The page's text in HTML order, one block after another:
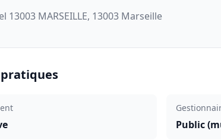
13003 MARSEILLE, 13003 Marseille
Public